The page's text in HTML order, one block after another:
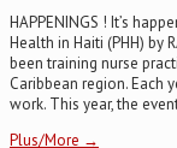
HAPPENINGS ! It’s
Health in Haiti (PHH) by
been training nurse
Caribbean region. Each
work. This year, the
Plus/More →